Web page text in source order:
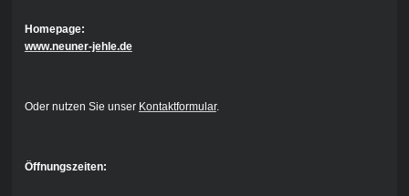
Homepage:
www.neuner-jehle.de
Oder nutzen Sie unser Kontaktformular.
Öffnungszeiten: